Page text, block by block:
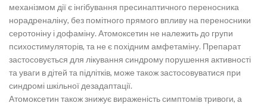
механізмом дії є інгібування пресинаптичного переносника
норадреналіну, без помітного прямого впливу на переносники
серотоніну і дофаміну. Атомоксетин не належить до групи
психостимуляторів, та не є похідним амфетаміну. Препарат
застосовується для лікування синдрому порушення активності
та уваги в дітей та підлітків, може також застосовуватися при
синдромі шкільної дезадаптації.
Атомоксетин також знижує вираженість симптомів тривоги, а